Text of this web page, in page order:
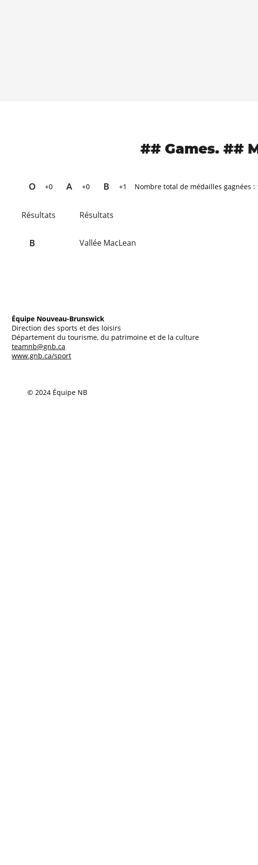
## Games. ##
O +0 A +0 B +1 Nombre total de médailles gagnées :
Résultats Résultats
B Vallée MacLean
Équipe Nouveau-Brunswick
Direction des sports et des loisirs
Département du tourisme, du patrimoine et de la culture
teamnb@gnb.ca
www.gnb.ca/sport
© 2024 Équipe NB